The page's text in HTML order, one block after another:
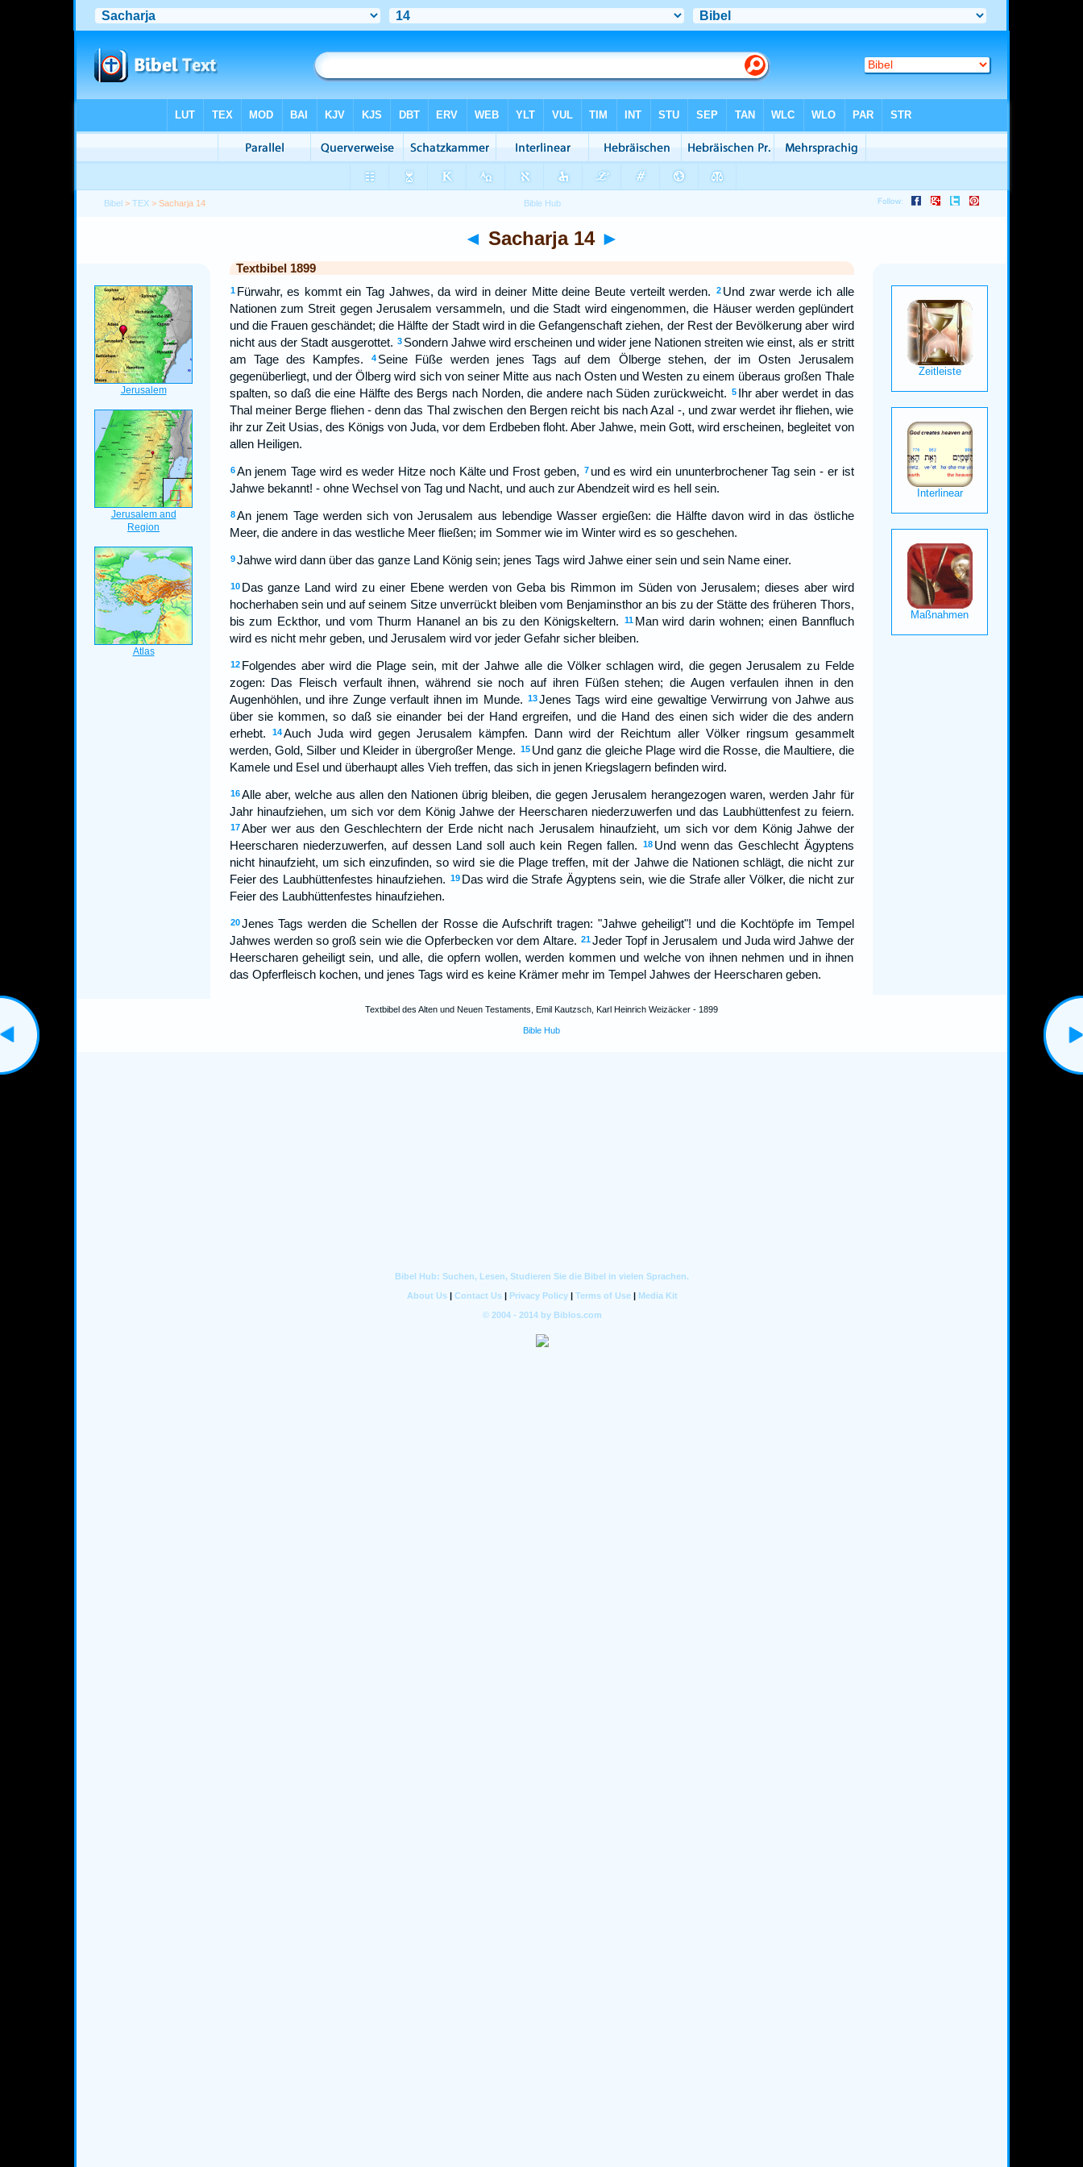
Bibel >TEX > Sacharja 14
◄ Sacharja 14 ►
Textbibel 1899
1 Fürwahr, es kommt ein Tag Jahwes, da wird in deiner Mitte deine Beute verteilt werden. 2 Und zwar werde ich alle
Nationen zum Streit gegen Jerusalem versammeln, und die Stadt wird eingenommen, die Häuser werden geplündert
und die Frauen geschändet; die Hälfte der Stadt wird in die Gefangenschaft ziehen, der Rest der Bevölkerung aber wird
nicht aus der Stadt ausgerottet. 3 Sondern Jahwe wird erscheinen und wider jene Nationen streiten wie einst, als er stritt
am Tage des Kampfes.
4 Seine Füße werden jenes Tags auf dem Ölberge stehen, der im Osten Jerusalem
gegenüberliegt, und der Ölberg wird sich von seiner Mitte aus nach Osten und Westen zu einem überaus großen Thale
spalten, so daß die eine Hälfte des Bergs nach Norden, die andere nach Süden zurückweicht. 5 Ihr aber werdet in das
Thal meiner Berge fliehen - denn das Thal zwischen den Bergen reicht bis nach Azal -, und zwar werdet ihr fliehen, wie
ihr zur Zeit Usias, des Königs von Juda, vor dem Erdbeben floht. Aber Jahwe, mein Gott, wird erscheinen, begleitet von
allen Heiligen.
6 An jenem Tage wird es weder Hitze noch Kälte und Frost geben, 7 und es wird ein ununterbrochener Tag sein - er ist
Jahwe bekannt! - ohne Wechsel von Tag und Nacht, und auch zur Abendzeit wird es hell sein.
8 An jenem Tage werden sich von Jerusalem aus lebendige Wasser ergießen: die Hälfte davon wird in das östliche
Meer, die andere in das westliche Meer fließen; im Sommer wie im Winter wird es so geschehen.
9 Jahwe wird dann über das ganze Land König sein; jenes Tags wird Jahwe einer sein und sein Name einer.
10 Das ganze Land wird zu einer Ebene werden von Geba bis Rimmon im Süden von Jerusalem; dieses aber wird
hocherhaben sein und auf seinem Sitze unverrückt bleiben vom Benjaminsthor an bis zu der Stätte des früheren Thors,
bis zum Eckthor, und vom Thurm Hananel an bis zu den Königskeltern.
11 Man wird darin wohnen; einen Bannfluch
wird es nicht mehr geben, und Jerusalem wird vor jeder Gefahr sicher bleiben.
12 Folgendes aber wird die Plage sein, mit der Jahwe alle die Völker schlagen wird, die gegen Jerusalem zu Felde
zogen: Das Fleisch verfault ihnen, während sie noch auf ihren Füßen stehen; die Augen verfaulen ihnen in den
Augenhöhlen, und ihre Zunge verfault ihnen im Munde. 13Jenes Tags wird eine gewaltige Verwirrung von Jahwe aus
über sie kommen, so daß sie einander bei der Hand ergreifen, und die Hand des einen sich wider die des andern
erhebt.
14 Auch Juda wird gegen Jerusalem kämpfen. Dann wird der Reichtum aller Völker ringsum gesammelt
werden, Gold, Silber und Kleider in übergroßer Menge. 15 Und ganz die gleiche Plage wird die Rosse, die Maultiere, die
Kamele und Esel und überhaupt alles Vieh treffen, das sich in jenen Kriegslagern befinden wird.
16 Alle aber, welche aus allen den Nationen übrig bleiben, die gegen Jerusalem herangezogen waren, werden Jahr für
Jahr hinaufziehen, um sich vor dem König Jahwe der Heerscharen niederzuwerfen und das Laubhüttenfest zu feiern.
17 Aber wer aus den Geschlechtern der Erde nicht nach Jerusalem hinaufzieht, um sich vor dem König Jahwe der
Heerscharen niederzuwerfen, auf dessen Land soll auch kein Regen fallen.
18 Und wenn das Geschlecht Ägyptens
nicht hinaufzieht, um sich einzufinden, so wird sie die Plage treffen, mit der Jahwe die Nationen schlägt, die nicht zur
Feier des Laubhüttenfestes hinaufziehen. 19 Das wird die Strafe Ägyptens sein, wie die Strafe aller Völker, die nicht zur
Feier des Laubhüttenfestes hinaufziehen.
20 Jenes Tags werden die Schellen der Rosse die Aufschrift tragen: "Jahwe geheiligt"! und die Kochtöpfe im Tempel
Jahwes werden so groß sein wie die Opferbecken vor dem Altare. 21Jeder Topf in Jerusalem und Juda wird Jahwe der
Heerscharen geheiligt sein, und alle, die opfern wollen, werden kommen und welche von ihnen nehmen und in ihnen
das Opferfleisch kochen, und jenes Tags wird es keine Krämer mehr im Tempel Jahwes der Heerscharen geben.
Textbibel des Alten und Neuen Testaments, Emil Kautzsch, Karl Heinrich Weizäcker - 1899
Bible Hub